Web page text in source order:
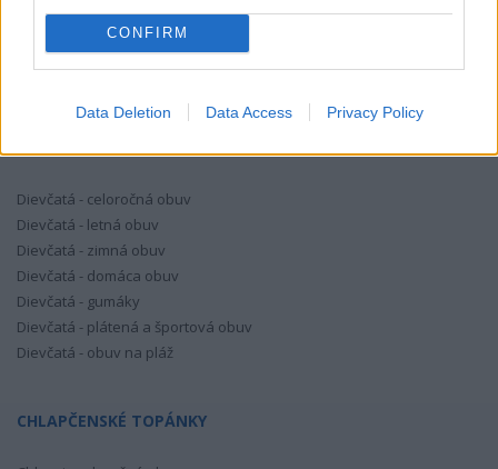
CONFIRM
Data Deletion Data Access Privacy Policy
Dievčatá - celoročná obuv
Dievčatá - letná obuv
Dievčatá - zimná obuv
Dievčatá - domáca obuv
Dievčatá - gumáky
Dievčatá - plátená a športová obuv
Dievčatá - obuv na pláž
CHLAPČENSKÉ TOPÁNKY